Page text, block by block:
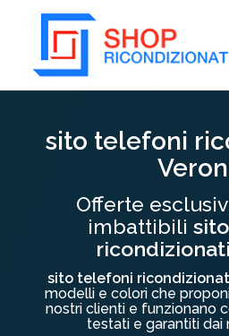
sito telefoni
Offerte
imbattibili
sito telefoni
modelli e colori che
nostri clienti e funzionano
testati e garantiti dai